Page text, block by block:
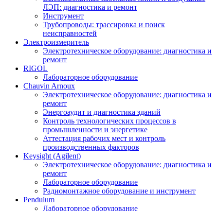
ЛЭП: диагностика и ремонт
Инструмент
Трубопроводы: трассировка и поиск
неисправностей
Электроизмеритель
Электротехническое оборудование: диагностика и
ремонт
RIGOL
Лабораторное оборудование
Chauvin Arnoux
Электротехническое оборудование: диагностика и
ремонт
Энергоаудит и диагностика зданий
Контроль технологических процессов в
промышленности и энергетике
Аттестация рабочих мест и контроль
производственных факторов
Keysight (Agilent)
Электротехническое оборудование: диагностика и
ремонт
Лабораторное оборудование
Радиомонтажное оборудование и инструмент
Pendulum
Лабораторное оборудование